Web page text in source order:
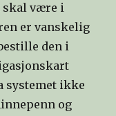
skal være i
er vanskelig
den i
systemet ikke
og